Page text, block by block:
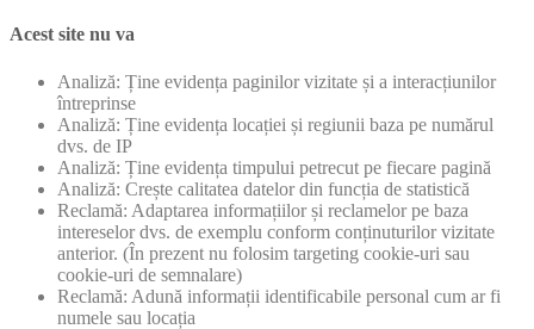
Acest site nu va
Analiză: Ține evidența paginilor vizitate și a interacțiunilor
întreprinse
Analiză: Ține evidența locației și regiunii baza pe numărul
dvs. de IP
Analiză: Ține evidența timpului petrecut pe fiecare pagină
Analiză: Crește calitatea datelor din funcția de statistică
Reclamă: Adaptarea informațiilor și reclamelor pe baza
intereselor dvs. de exemplu conform conținuturilor vizitate
anterior. (În prezent nu folosim targeting cookie-uri sau
cookie-uri de semnalare)
Reclamă: Adună informații identificabile personal cum ar fi
numele sau locația